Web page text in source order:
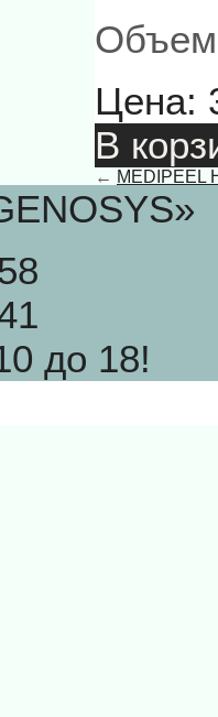
Цена:
В
← MEDIPEEL
до 18!